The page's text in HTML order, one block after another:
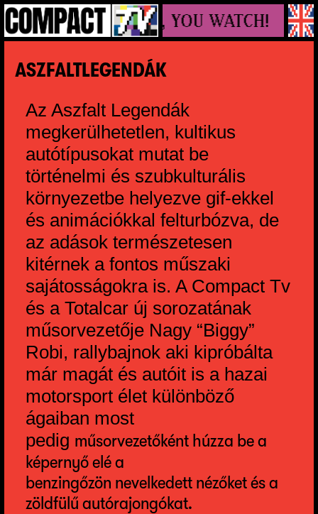
WE MAKE VIDEOS, YOU WATCH!
ASZFALTLEGENDÁK
Az Aszfalt Legendák
megkerülhetetlen, kultikus
autótípusokat mutat be
történelmi és szubkulturális
környezetbe helyezve gif-ekkel
és animációkkal felturbózva, de
az adások természetesen
kitérnek a fontos műszaki
sajátosságokra is. A Compact Tv
és a Totalcar új sorozatának
műsorvezetője Nagy “Biggy”
Robi, rallybajnok aki kipróbálta
már magát és autóit is a hazai
motorsport élet különböző
ágaiban most
pedig műsorvezetőként húzza be a
képernyő elé a
benzingőzön nevelkedett nézőket és a
zöldfülű autórajongókat.